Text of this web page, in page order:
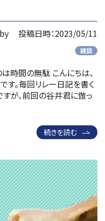
投稿日時：2023/05/11
雑談
時間の無駄 こんにちは、
。毎回リレー日記を書く
すが、前回の谷井君に倣っ
続きを読む